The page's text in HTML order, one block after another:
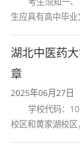
化强国愿景
仰，驱动着
使之更好地
对中国理
义上看，主
生应具有高中毕
构颁发的大学专
湖北中医药
章
2025年06月27日
学校代码：
校区和黄家湖校